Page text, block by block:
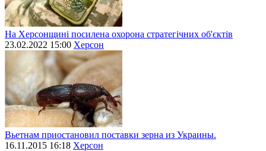
На Херсонщині посилена охорона стратегічних об'єктів
23.02.2022 15:00 Херсон
Вьетнам приостановил поставки зерна из Украины.
16.11.2015 16:18 Херсон